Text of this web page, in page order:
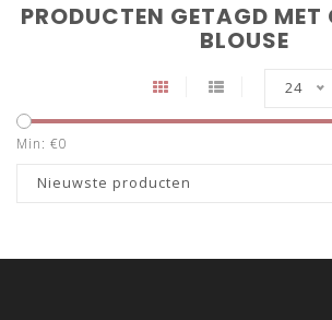
PRODUCTEN GETAGD MET
BLOUSE
24
Min: €0
Nieuwste producten